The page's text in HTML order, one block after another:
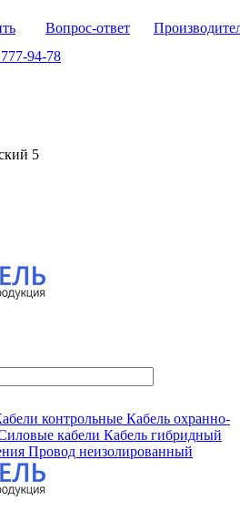
Вопрос-ответ
94-78
5
контрольные Кабель охранно-
кабели Кабель гибридный
Провод неизолированный